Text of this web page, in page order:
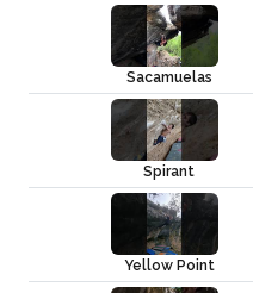
Sacamuelas
Spirant
Yellow Point